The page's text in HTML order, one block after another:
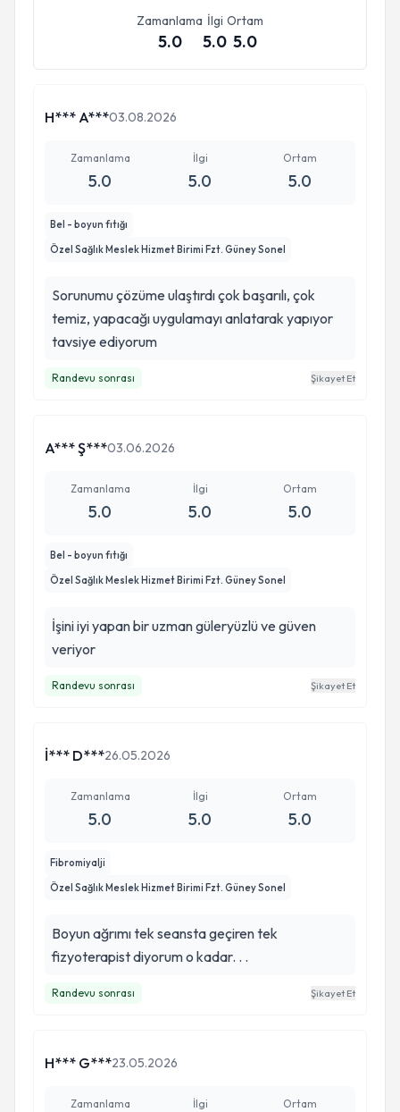
Zamanlama
5.0
İlgi
5.0
Ortam
5.0
H*** A***03.08.2026
Zamanlama
5.0
İlgi
5.0
Ortam
5.0
Bel - boyun fıtığı
Özel Sağlık Meslek Hizmet Birimi Fzt. Güney Sonel
Sorunumu çözüme ulaştırdı çok başarılı, çok
temiz, yapacağı uygulamayı anlatarak yapıyor
tavsiye ediyorum
Randevu sonrası Şikayet Et
A*** Ş***03.06.2026
Zamanlama
5.0
İlgi
5.0
Ortam
5.0
Bel - boyun fıtığı
Özel Sağlık Meslek Hizmet Birimi Fzt. Güney Sonel
İşini iyi yapan bir uzman güleryüzlü ve güven
veriyor
Randevu sonrası Şikayet Et
İ*** D***26.05.2026
Zamanlama
5.0
İlgi
5.0
Ortam
5.0
Fibromiyalji
Özel Sağlık Meslek Hizmet Birimi Fzt. Güney Sonel
Boyun ağrımı tek seansta geçiren tek
fizyoterapist diyorum o kadar. . .
Randevu sonrası Şikayet Et
H*** G***23.05.2026
Zamanlama İlgi Ortam